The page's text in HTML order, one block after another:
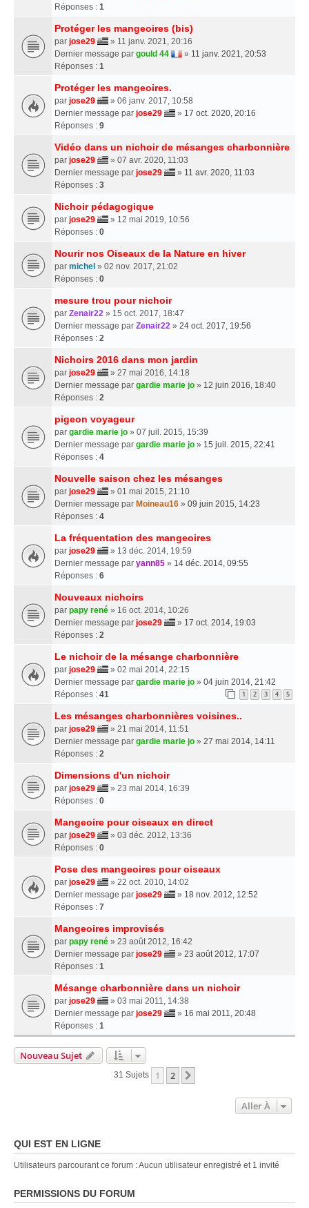
Réponses : 1
Protéger les mangeoires (bis)
par jose29
» 11 janv. 2021, 20:16
Dernier message par gould 44 » 11 janv. 2021, 20:53
Réponses : 1
Protéger les mangeoires.
par jose29
» 06 janv. 2017, 10:58
Dernier message par jose29 » 17 oct. 2020, 20:16
Réponses : 9
Vidéo dans un nichoir de mésanges charbonnière
par jose29
» 07 avr. 2020, 11:03
Dernier message par jose29 » 11 avr. 2020, 11:03
Réponses : 3
Nichoir pédagogique
par jose29
» 12 mai 2019, 10:56
Réponses : 0
Nourir nos Oiseaux de la Nature en hiver
par michel » 02 nov. 2017, 21:02
Réponses : 0
mesure trou pour nichoir
par Zenair22 » 15 oct. 2017, 18:47
Dernier message par Zenair22 » 24 oct. 2017, 19:56
Réponses : 2
Nichoirs 2016 dans mon jardin
par jose29
» 27 mai 2016, 14:18
Dernier message par gardie marie jo » 12 juin 2016, 18:40
Réponses : 2
pigeon voyageur
par gardie marie jo » 07 juil. 2015, 15:39
Dernier message par gardie marie jo » 15 juil. 2015, 22:41
Réponses : 4
Nouvelle saison chez les mésanges
par jose29
» 01 mai 2015, 21:10
Dernier message par Moineau16 » 09 juin 2015, 14:23
Réponses : 4
La fréquentation des mangeoires
par jose29
» 13 déc. 2014, 19:59
Dernier message par yann85 » 14 déc. 2014, 09:55
Réponses : 6
Nouveaux nichoirs
par papy rené » 16 oct. 2014, 10:26
Dernier message par jose29 » 17 oct. 2014, 19:03
Réponses : 2
Le nichoir de la mésange charbonnière
par jose29
» 02 mai 2014, 22:15
Dernier message par gardie marie jo » 04 juin 2014, 21:42
Réponses : 41 1 2 3 4 5
Les mésanges charbonnières voisines..
par jose29
» 21 mai 2014, 11:51
Dernier message par gardie marie jo » 27 mai 2014, 14:11
Réponses : 2
Dimensions d'un nichoir
par jose29
» 23 mai 2014, 16:39
Réponses : 0
Mangeoire pour oiseaux en direct
par jose29
» 03 déc. 2012, 13:36
Réponses : 0
Pose des mangeoires pour oiseaux
par jose29
» 22 oct. 2010, 14:02
Dernier message par jose29 » 18 nov. 2012, 12:52
Réponses : 7
Mangeoires improvisés
par papy rené » 23 août 2012, 16:42
Dernier message par jose29 » 23 août 2012, 17:07
Réponses : 1
Mésange charbonnière dans un nichoir
par jose29
» 03 mai 2011, 14:38
Dernier message par jose29 » 16 mai 2011, 20:48
Réponses : 1
Nouveau Sujet
31 Sujets 1 2
Aller À
QUI EST EN LIGNE
Utilisateurs parcourant ce forum : Aucun utilisateur enregistré et 1 invité
PERMISSIONS DU FORUM